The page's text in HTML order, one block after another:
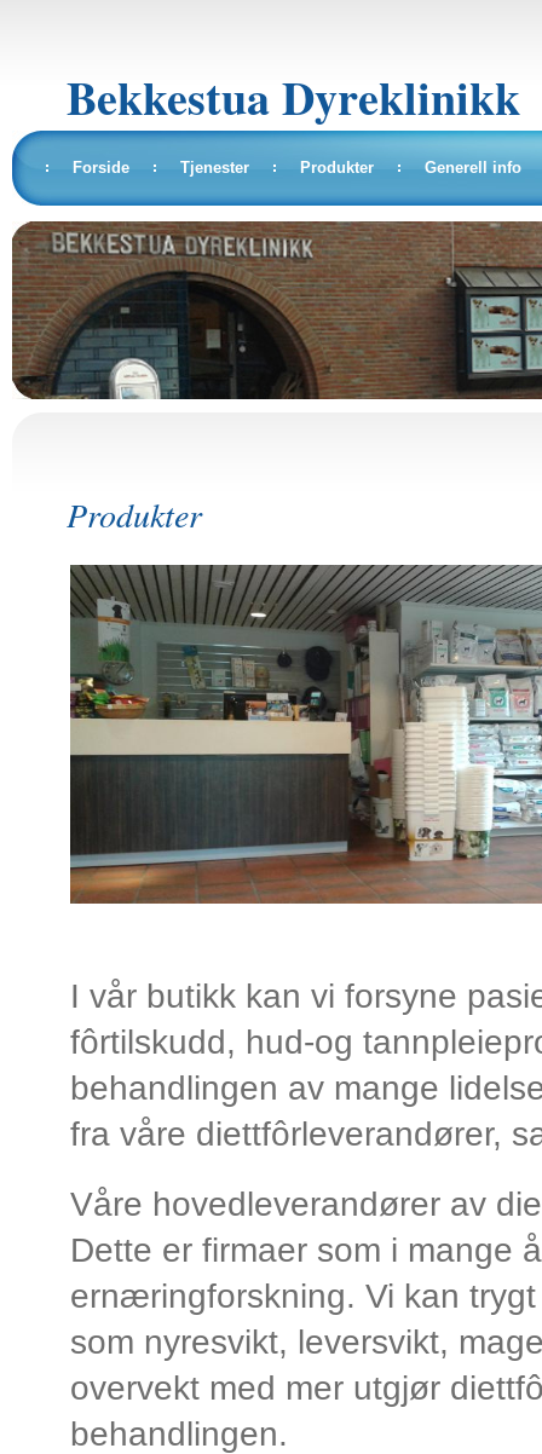
Bekkestua Dyreklinikk
Forside Tjenester Produkter Generell info
Produkter
I vår butikk kan vi forsyne
fôrtilskudd, hud-og
behandlingen av mange
fra våre diettfôrleverandører,
Våre hovedleverandører av
Dette er firmaer som i mange
ernæringforskning. Vi kan
som nyresvikt, leversvikt,
overvekt med mer utgjør
behandlingen.